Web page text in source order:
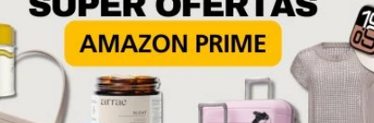
Ideas de Regalos Outfits SHEIN 40 años y más Cabello Mujeres de
Bolsos de Diseñador Zapatos para Mujeres de 40 años Gafas de Sol